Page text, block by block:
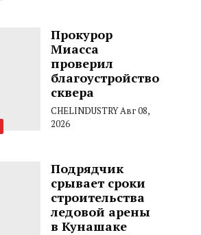
Прокурор
Миасса
проверил
благоустройство
сквера
CHELINDUSTRYАвг 08,
2026
Подрядчик
срывает сроки
строительства
ледовой арены
в Кунашаке